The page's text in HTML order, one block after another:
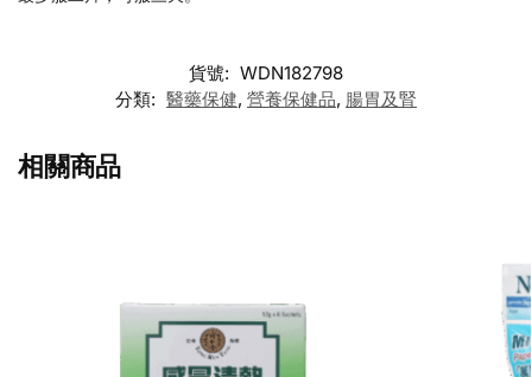
貨號: WDN182798
分類: 醫藥保健, 營養保健品, 腸胃及腎
相關商品